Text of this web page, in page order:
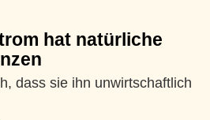
hat natürliche
dass sie ihn unwirtschaftlich